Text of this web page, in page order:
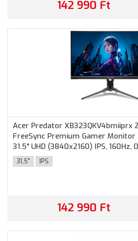
142 990 Ft
Acer Predator XB323QKV4bmiiprx
FreeSync Premium Gamer Monitor
31.5" UHD (3840x2160) IPS,
2xHDMI, DP, Audio, 2 év garancia,
31,5" IPS
142 990 Ft